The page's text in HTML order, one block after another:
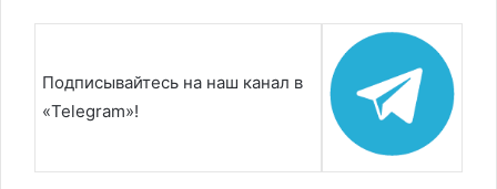
Подписывайтесь на наш канал в
«Telegram»!